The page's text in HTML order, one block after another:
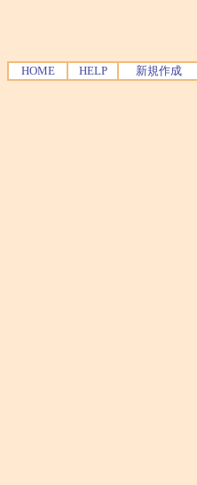
HOME HELP 新規作成